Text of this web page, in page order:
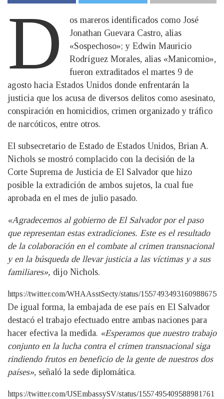
D
os mareros identificados como José
Jonathan Guevara Castro, alias
«Sospechoso»; y Edwin Mauricio
Rodríguez Morales, alias «Manicomio»,
fueron extraditados el martes 9 de
agosto hacia Estados Unidos donde enfrentarán la
justicia que los acusa de diversos delitos como asesinato,
conspiración en homicidios, crimen organizado y tráfico
de narcóticos, entre otros.
El subsecretario de Estado de Estados Unidos, Brian A.
Nichols se mostró complacido con la decisión de la
Corte Suprema de Justicia de El Salvador que hizo
posible la extradición de ambos sujetos, la cual fue
aprobada en el mes de julio pasado.
«Agradecemos al gobierno de El Salvador por el paso
que representan estas extradiciones. Este es el resultado
de la colaboración en el combate al crimen transnacional
y en la búsqueda de llevar justicia a las víctimas y a sus
familiares», dijo Nichols.
https://twitter.com/WHAAsstSecty/status/1557493493160988675
De igual forma, la embajada de ese país en El Salvador
destacó el trabajo efectuado entre ambas naciones para
hacer efectiva la medida. «Esperamos que nuestro trabajo
conjunto en la lucha contra el crimen transnacional siga
rindiendo frutos en beneficio de la gente de nuestros dos
países», señaló la sede diplomática.
https://twitter.com/USEmbassySV/status/1557495409588981761